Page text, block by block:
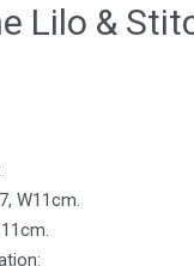
Lilo &
W11cm.